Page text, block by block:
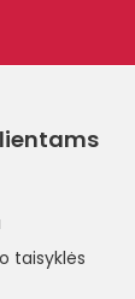
taisyklės